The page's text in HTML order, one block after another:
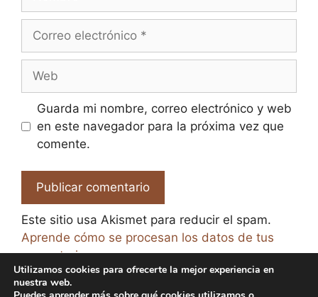
electrónico
Guarda mi nombre, correo electrónico y web
en este navegador para la próxima vez que
comente.
Este sitio usa Akismet para reducir el spam.
Aprende cómo se procesan los datos de tus
comentarios.
Utilizamos cookies para ofrecerte la mejor experiencia en
nuestra web.